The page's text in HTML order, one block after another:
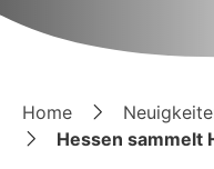
Home
Hessen sammelt